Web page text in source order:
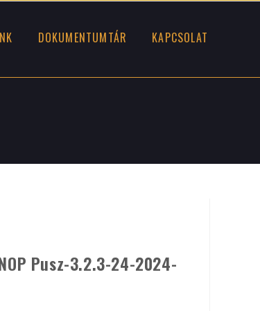
DOKUMENTUMTÁR KAPCSOLAT
Pusz-3.2.3-24-2024-